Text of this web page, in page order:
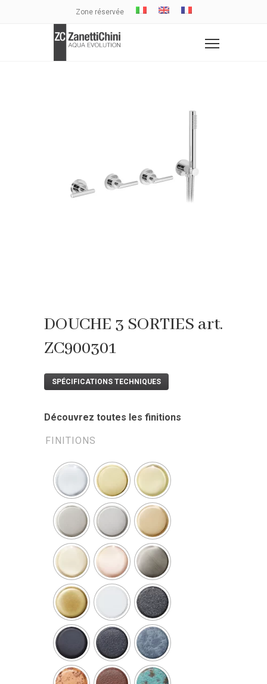
Zone réservée
DOUCHE 3 SORTIES art.
ZC900301
SPÉCIFICATIONS TECHNIQUES
Découvrez toutes les finitions
FINITIONS